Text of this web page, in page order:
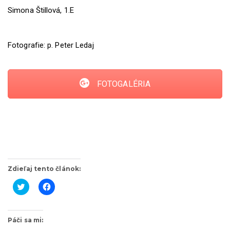
Simona Štillová, 1.E
Fotografie: p. Peter Ledaj
FOTOGALÉRIA
Zdieľaj tento článok:
K
n
K
n
Páči sa mi: